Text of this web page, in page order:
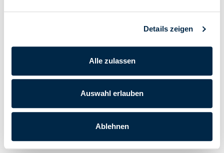
Details zeigen
Alle zulassen
Auswahl erlauben
Ablehnen
Cherubini S.p.A. | USt - IdNr. IT 00622080984 |
Unternehmensdaten | Datenschutz-Bestimmungen | Cookie